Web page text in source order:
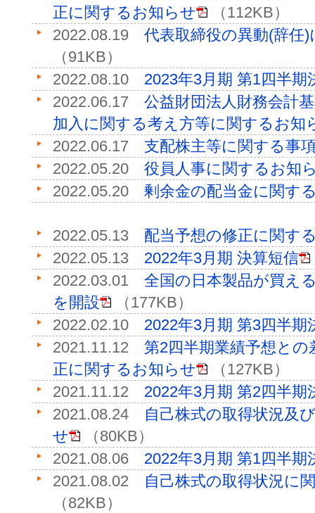
正に関するお知らせ
（112KB）
2022.08.19 代表取締役の異動(辞任
（91KB）
2022.08.10 2023年3月期 第1四半期
2022.06.17 公益財団法人財務会計
加入に関する考え方等に関するお知
2022.06.17 支配株主等に関する事
2022.05.20 役員人事に関するお知
2022.05.20 剰余金の配当金に関す
2022.05.13 配当予想の修正に関す
2022.05.13 2022年3月期 決算短信
2022.03.01 全国の日本製品が買え
を開設
（177KB）
2022.02.10 2022年3月期 第3四半期
2021.11.12 第2四半期業績予想と
正に関するお知らせ
（127KB）
2021.11.12 2022年3月期 第2四半期
2021.08.24
自己株式の取得状況及
せ
（80KB）
2021.08.06 2022年3月期 第1四半期
2021.08.02
自己株式の取得状況に
（82KB）